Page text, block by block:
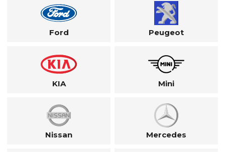
Ford Peugeot
KIA Mini
Nissan Mercedes